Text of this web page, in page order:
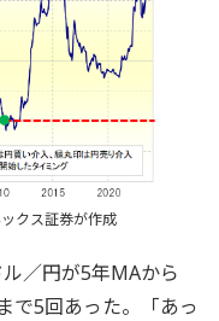
クス証券が作成
／円が5年MAから
で5回あった。「あっ